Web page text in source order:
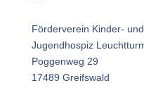
Förderverein Kinder- und
Jugendhospiz
Poggenweg 29
17489 Greifswald